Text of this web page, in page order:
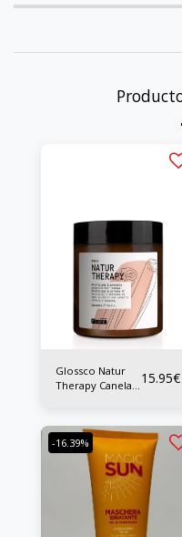
Glossco Natur
Therapy Canela
15.95€
-16.39%